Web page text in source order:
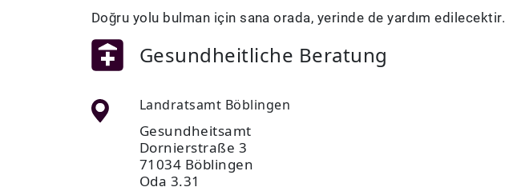
Doğru yolu bulman için sana orada, yerinde de yardım edilecektir.
Gesundheitliche Beratung
Landratsamt Böblingen
Gesundheitsamt
Dornierstraße 3
71034 Böblingen
Oda 3.31